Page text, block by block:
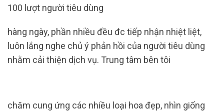
100 lượt người tiêu dùng
hàng ngày, phần nhiều đều đc tiếp nhận nhiệt liệt,
luôn lắng nghe chủ ý ​​phản hồi của người tiêu dùng
nhằm cải thiện dịch vụ. Trung tâm bên tôi
chăm cung ứng các nhiều loại hoa đẹp, nhìn giống